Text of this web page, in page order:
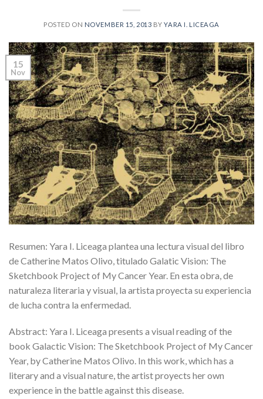
POSTED ON NOVEMBER 15, 2013 BYYARA I. LICEAGA
15
Nov
Resumen: Yara I. Liceaga plantea una lectura visual del libro
de Catherine Matos Olivo, titulado Galatic Vision: The
Sketchbook Project of My Cancer Year. En esta obra, de
naturaleza literaria y visual, la artista proyecta su experiencia
de lucha contra la enfermedad.
Abstract: Yara I. Liceaga presents a visual reading of the
book Galactic Vision: The Sketchbook Project of My Cancer
Year, by Catherine Matos Olivo. In this work, which has a
literary and a visual nature, the artist proyects her own
experience in the battle against this disease.